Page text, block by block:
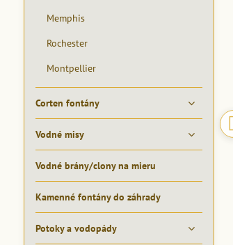
Memphis
Rochester
Montpellier
Corten fontány
Vodné misy
Vodné brány/clony na mieru
Kamenné fontány do záhrady
Potoky a vodopády